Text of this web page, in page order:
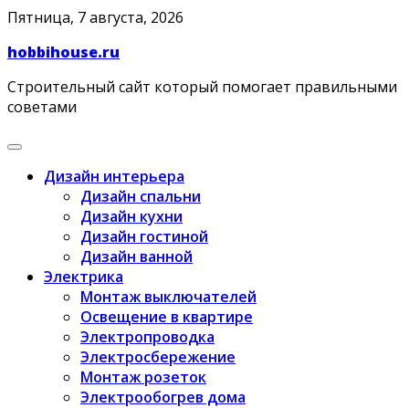
Skip
content
Пятница, 7 августа, 2026
hobbihouse.ru
Строительный сайт который помогает правильными
советами
Дизайн интерьера
Дизайн спальни
Дизайн кухни
Дизайн гостиной
Дизайн ванной
Электрика
Монтаж выключателей
Освещение в квартире
Электропроводка
Электросбережение
Монтаж розеток
Электрообогрев дома